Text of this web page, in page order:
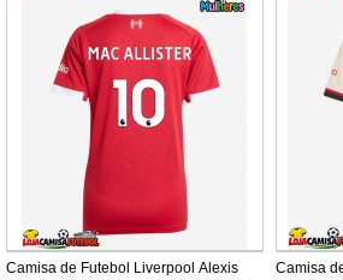
Camisa de Futebol Liverpool Alexis
Camisa